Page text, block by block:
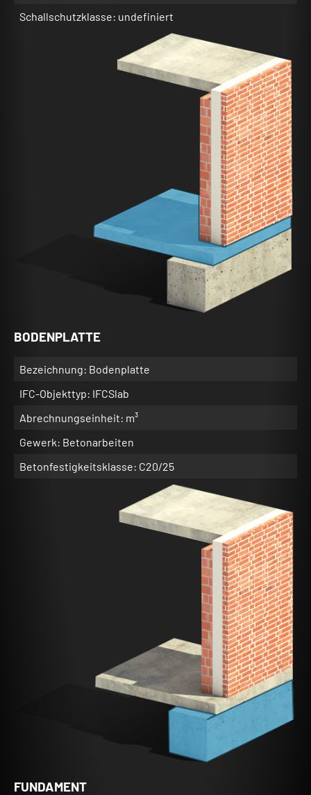
Schallschutzklasse: undefiniert
BODENPLATTE
Bezeichnung: Bodenplatte
IFC-Objekttyp: IFCSlab
Abrechnungseinheit: m³
Gewerk: Betonarbeiten
Betonfestigkeitsklasse: C20/25
FUNDAMENT